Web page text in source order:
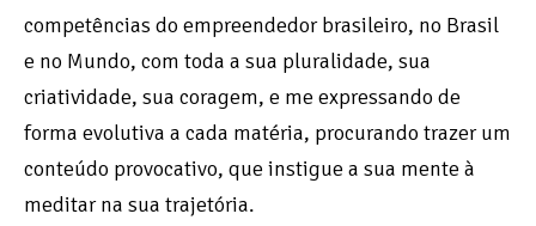
competências do empreendedor brasileiro, no Brasil
e no Mundo, com toda a sua pluralidade, sua
criatividade, sua coragem, e me expressando de
forma evolutiva a cada matéria, procurando trazer um
conteúdo provocativo, que instigue a sua mente à
meditar na sua trajetória.